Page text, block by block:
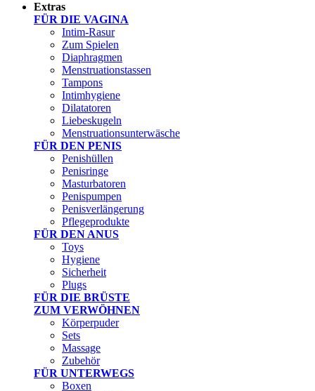
Extras
FÜR DIE VAGINA
Intim-Rasur
Zum Spielen
Diaphragmen
Menstruationstassen
Tampons
Intimhygiene
Dilatatoren
Liebeskugeln
Menstruationsunterwäsche
FÜR DEN PENIS
Penishüllen
Penisringe
Masturbatoren
Penispumpen
Penisverlängerung
Pflegeprodukte
FÜR DEN ANUS
Toys
Hygiene
Sicherheit
Plugs
FÜR DIE BRÜSTE
ZUM VERWÖHNEN
Körperpuder
Sets
Massage
Zubehör
FÜR UNTERWEGS
Boxen